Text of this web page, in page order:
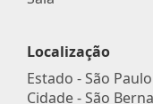
Localização
Estado -São Paulo
Cidade -São